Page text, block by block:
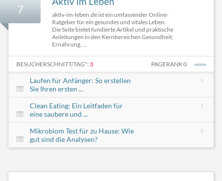
7
aktiv-im-leben.de ist ein umfassender Online-
Ratgeber für ein gesundes und vitales Leben.
Die Seite bietet fundierte Artikel und praktische
Anleitungen in den Kernbereichen Gesundheit,
Ernährung, ...
BESUCHERSCHNITT/TAG*: 3 PAGERANK 0
Laufen für Anfänger: So erstellen
Sie Ihren ersten ...
Clean Eating: Ein Leitfaden für
eine saubere und ...
Mikrobiom Test für zu Hause: Wie
gut sind die Analysen?